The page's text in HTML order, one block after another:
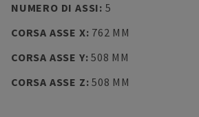
NUMERO DI ASSI: 5
CORSA ASSE X: 762 MM
CORSA ASSE Y:508 MM
CORSA ASSE Z:508 MM